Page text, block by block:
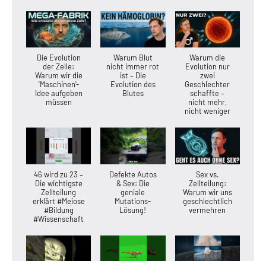
Die Evolution
der Zelle:
Warum wir die
'Maschinen'-
Idee aufgeben
müssen
Warum Blut
nicht immer rot
ist – Die
Evolution des
Blutes
Warum die
Evolution nur
zwei
Geschlechter
schaffte –
nicht mehr,
nicht weniger
46 wird zu 23 –
Die wichtigste
Zellteilung
erklärt #Meiose
#Bildung
#Wissenschaft
Defekte Autos
& Sex: Die
geniale
Mutations-
Lösung!
Sex vs.
Zellteilung:
Warum wir uns
geschlechtlich
vermehren